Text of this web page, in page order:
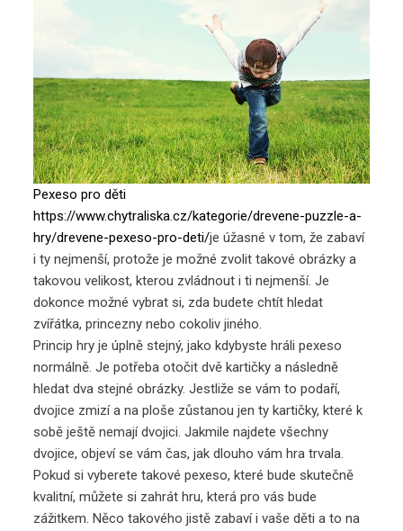
Pexeso pro děti
https://www.chytraliska.cz/kategorie/drevene-puzzle-a-
hry/drevene-pexeso-pro-deti/je úžasné v tom, že zabaví
i ty nejmenší, protože je možné zvolit takové obrázky a
takovou velikost, kterou zvládnout i ti nejmenší. Je
dokonce možné vybrat si, zda budete chtít hledat
zvířátka, princezny nebo cokoliv jiného.
Princip hry je úplně stejný, jako kdybyste hráli pexeso
normálně. Je potřeba otočit dvě kartičky a následně
hledat dva stejné obrázky. Jestliže se vám to podaří,
dvojice zmizí a na ploše zůstanou jen ty kartičky, které k
sobě ještě nemají dvojici. Jakmile najdete všechny
dvojice, objeví se vám čas, jak dlouho vám hra trvala.
Pokud si vyberete takové pexeso, které bude skutečně
kvalitní, můžete si zahrát hru, která pro vás bude
zážitkem. Něco takového jistě zabaví i vaše děti a to na